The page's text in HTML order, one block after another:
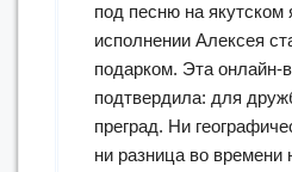
под песню на якутском
исполнении Алексея
подарком. Эта онлайн-
подтвердила: для
преград. Ни
ни разница во времени